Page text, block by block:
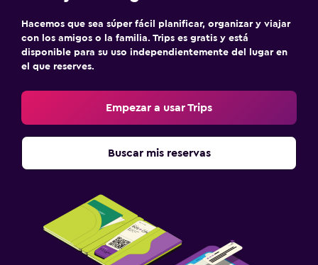
Piscina (para niños)
Comidas para niños
Estacionamiento y transporte
Carga de vehículos eléctricos
Estacionamiento gratuito
Piscina
Piscina climatizada
Hacemos que sea súper fácil planificar, organizar y viajar
con los amigos o la familia. Trips es gratis y está
disponible para su uso independientemente del lugar en
el que reserves.
Empezar a usar Trips
Buscar mis reservas